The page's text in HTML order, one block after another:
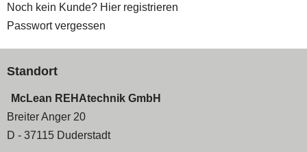
Noch kein Kunde? Hier registrieren
Passwort vergessen
Standort
McLean REHAtechnik GmbH
Breiter Anger 20
D - 37115 Duderstadt